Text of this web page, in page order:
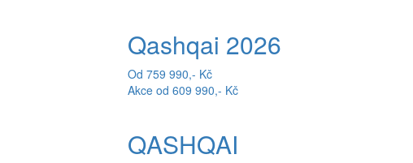
Qashqai 2026
Od 759 990,- Kč
Akce od 609 990,- Kč
QASHQAI